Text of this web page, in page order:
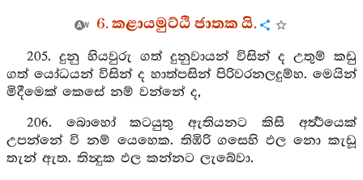
6. කළායමුට්ඨි ජාතක යි.
205. දුනු හියවුරු ගත් දුනුවායන් විසින් ද උතුම් කඩු
ගත් යෝධයන් විසින් ද හාත්පසින් පිරිවරනලදුම්හ. මෙයින්
මිදීමෙක් කෙසේ නම් වන්නේ ද,
206. බොහෝ කටයුතු ඇතියනට කිසි අර්‍ත්‍ථයෙක්
උපන්නේ වි නම් යෙහෙක. තිඹිරි ගසෙහි ඵල නො කැඩූ
තැන් ඇත. තින්‍දුක ඵල කන්නට ලැබේවා.